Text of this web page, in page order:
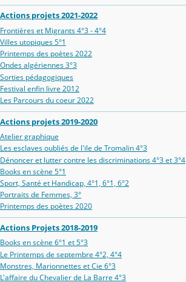
Actions projets 2021-2022
Frontières et Migrants 4°3 - 4°4
Villes utopiques 5°1
Printemps des poètes 2022
Ondes algériennes 3°3
Sorties pédagogiques
Festival enfin livre 2012
Les Parcours du coeur 2022
Actions projets 2019-2020
Atelier graphique
Les esclaves oubliés de l'ïle de Tromalin 4°3
Dénoncer et lutter contre les discriminations 4°3 et 3°4
Books en scène 5°1
Sport, Santé et Handicap, 4°1, 6°1, 6°2
Portraits de Femmes, 3°
Printemps des poètes 2020
Actions Projets 2018-2019
Books en scène 6°1 et 5°3
Le Printemps de septembre 4°2, 4°4
Monstres, Marionnettes et Cie 6°3
L'affaire du Chevalier de La Barre 4°3